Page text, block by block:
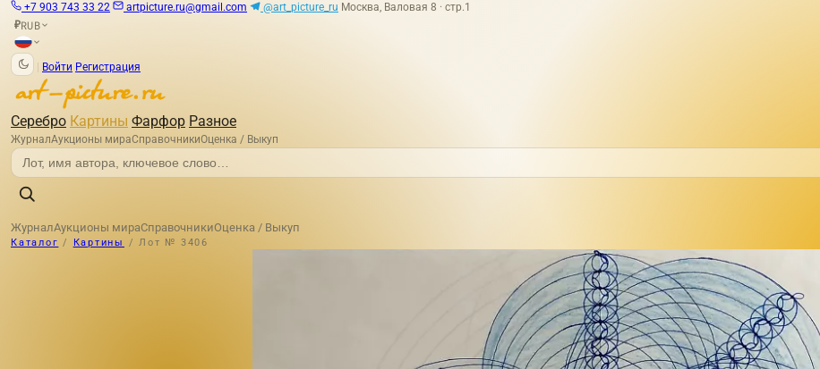
+7 903 743 33 22 artpicture.ru@gmail.com @art_picture_ru Москва, Валовая 8 · стр.1
₽RUB
Войти Регистрация
Серебро Картины Фарфор Разное
ЖурналАукционы мираСправочникиОценка / Выкуп
ЖурналАукционы мираСправочникиОценка / Выкуп
Каталог / Картины / Лот № 3406